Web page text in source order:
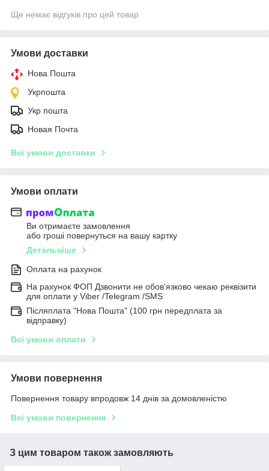
Ще немає відгуків про цей товар
Умови доставки
Нова Пошта
Укрпошта
Укр пошта
Новая Почта
Всі умови доставки
Умови оплати
Ви отримаєте замовлення
або гроші повернуться на вашу картку
Детальніше
Оплата на рахунок
На рахунок ФОП Дзвонити не обов'язково чекаю реквізити
для оплати у Viber /Telegram /SMS
Післяплата "Нова Пошта" (100 грн передплата за
відправку)
Всі умови оплати
Умови повернення
Повернення товару впродовж 14 днів за домовленістю
Всі умови повернення
З цим товаром також замовляють